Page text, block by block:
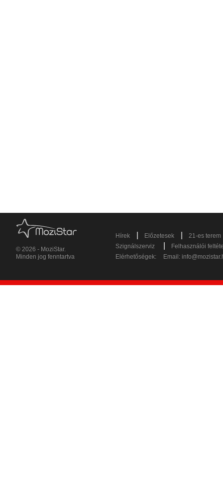
© 2026 - MoziStar.
Minden jog fenntartva
Hírek Előzetesek
21-es terem
Szignálszerviz
Felhasználói
Elérhetőségek:
Email: